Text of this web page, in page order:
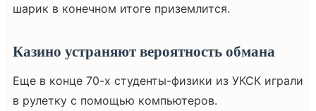
шарик в конечном итоге приземлится.
Казино устраняют вероятность обмана
Еще в конце 70-х студенты-физики из УКСК играли
в рулетку с помощью компьютеров.